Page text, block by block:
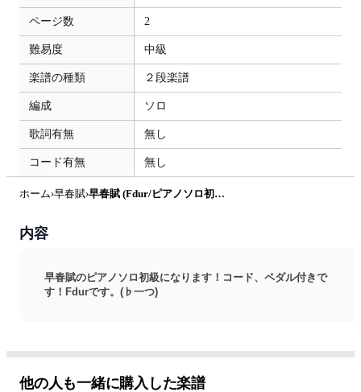
ページ数 2
難易度 中級
楽譜の種類 ２段楽譜
編成 ソロ
歌詞有無 無し
コード有無 無し
ホーム›早春賦› 早春賦 (Fdur/ピアノソロ初〜中級) by pfkaori
内容
早春賦のピアノソロ初級になります！コード、ペダル付きで
す！Fdurです。(♭一つ)
他の人も一緒に購入した楽譜